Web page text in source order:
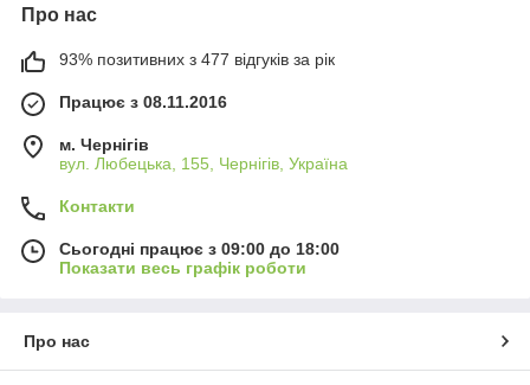
Про нас
93% позитивних з 477 відгуків за рік
Працює з 08.11.2016
м. Чернігів
вул. Любецька, 155, Чернігів, Україна
Контакти
Сьогодні працює з 09:00 до 18:00
Показати весь графік роботи
Про нас